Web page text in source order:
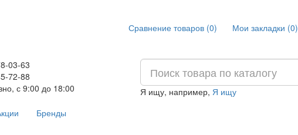
Мои закладки (0)
Сравнение товаров (0)
03-63
72-88
с 9:00 до 18:00
Я ищу, например, Я ищу
Бренды